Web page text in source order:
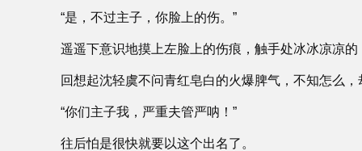
“是，不过主子，你脸上的伤。”
遥遥下意识地摸上左脸上的伤痕，触手处冰冰凉凉
回想起沈轻虞不问青红皂白的火爆脾气，不知怎么
“你们主子我，严重夫管严呐！”
往后怕是很快就要以这个出名了。